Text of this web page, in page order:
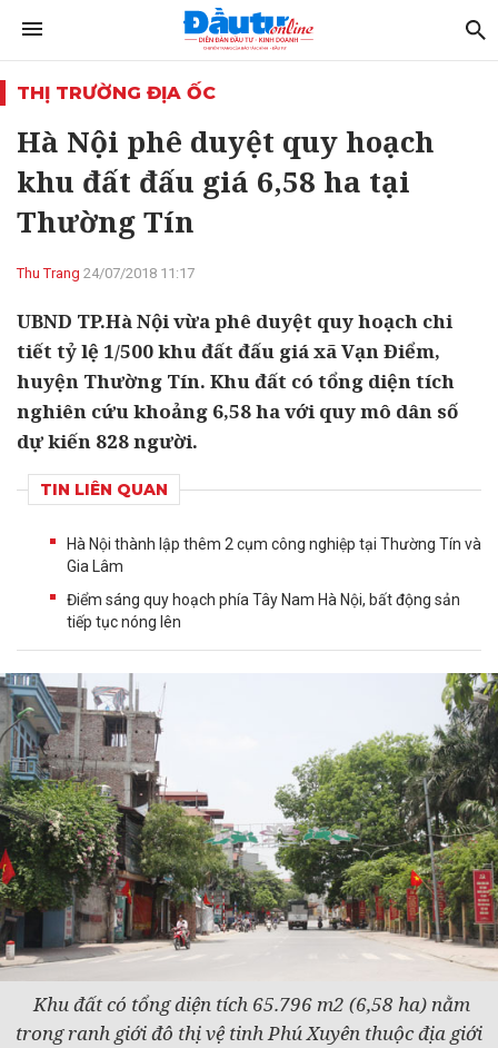
THỊ TRƯỜNG ĐỊA ỐC
Hà Nội phê duyệt quy hoạch
khu đất đấu giá 6,58 ha tại
Thường Tín
Thu Trang 24/07/2018 11:17
UBND TP.Hà Nội vừa phê duyệt quy hoạch chi
tiết tỷ lệ 1/500 khu đất đấu giá xã Vạn Điểm,
huyện Thường Tín. Khu đất có tổng diện tích
nghiên cứu khoảng 6,58 ha với quy mô dân số
dự kiến 828 người.
TIN LIÊN QUAN
Hà Nội thành lập thêm 2 cụm công nghiệp tại Thường Tín và
Gia Lâm
Điểm sáng quy hoạch phía Tây Nam Hà Nội, bất động sản
tiếp tục nóng lên
Khu đất có tổng diện tích 65.796 m2 (6,58 ha) nằm
trong ranh giới đô thị vệ tinh Phú Xuyên thuộc địa giới